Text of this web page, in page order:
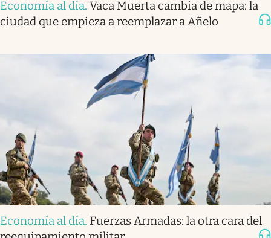
Economía al día. Vaca Muerta cambia de mapa: la
ciudad que empieza a reemplazar a Añelo
Economía al día. Fuerzas Armadas: la otra cara del